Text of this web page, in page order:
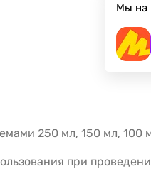
Мы на
250 мл, 150 мл, 100
при